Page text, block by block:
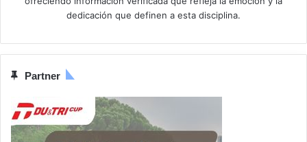
dedicación que definen a esta disciplina.
Partner